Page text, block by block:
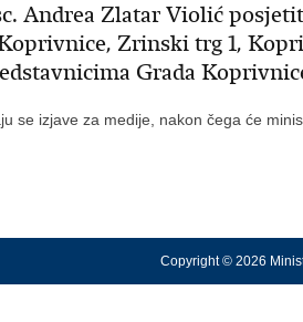
Zlatar Violić posjetit
Zrinski trg 1,
Grada
se izjave za medije, nakon čega će
Copyright © 2026